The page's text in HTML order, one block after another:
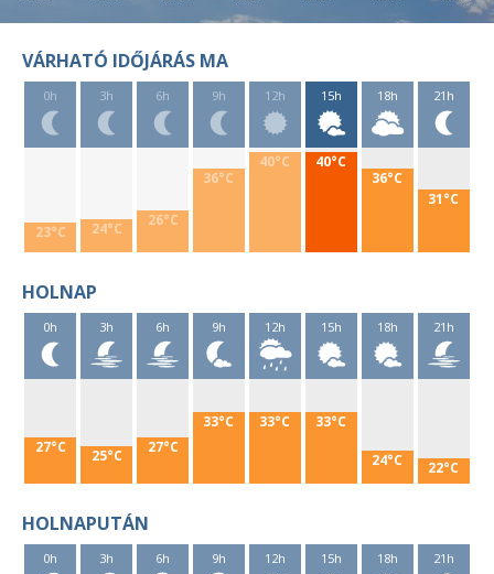
VÁRHATÓ IDŐJÁRÁS MA
0h
23°C
3h
24°C
6h
26°C
9h
36°C
12h
40°C
15h
40°C
18h
36°C
21h
31°C
HOLNAP
0h
27°C
3h
25°C
6h
27°C
9h
33°C
12h
33°C
15h
33°C
18h
24°C
21h
22°C
HOLNAPUTÁN
0h 3h 6h 9h 12h 15h 18h 21h